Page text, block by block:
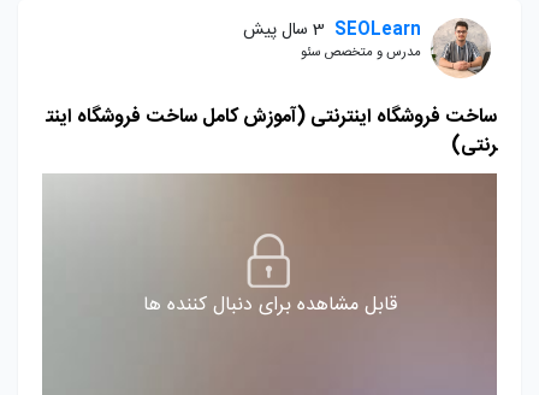
SEOLearn 3 سال پیش
مدرس و متخصص سئو
ساخت فروشگاه اینترنتی (آموزش کامل ساخت فروشگاه اینت
رنتی)
قابل مشاهده برای دنبال کننده ها